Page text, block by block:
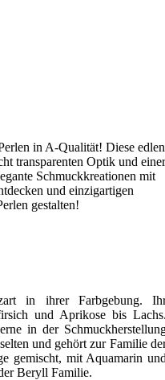
in A-Qualität! Diese edlen
transparenten Optik und einer
Schmuckkreationen mit
und einzigartigen
gestalten!
in ihrer Farbgebung.
und Aprikose bis
in der
und gehört zur Familie
gemischt, mit Aquamarin
Beryll Familie.